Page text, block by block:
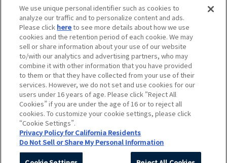
© BANDAI SPIRITS CO.,LTD. ALL RIGHTS RESERVED.
©創通・サンライズ ©創通・サンライズ・MBS
©SOTSU・SUNRISE ©SOTSU・SUNRISE・MBS
©Nintendo・Creatures・GAME FREAK・TV Tokyo・ShoPro・JR Kikaku
©Pokémon
©Pokémon. ©Nintendo/Creatures Inc./GAME FREAK inc.
このホームページに掲載されている全ての画像、文章、データなどの無断
転用、転載をお断りします。
Unauthorized use or reproduction of materials contained in this page
is strictly prohibited.
Do Not Sell or Share My Personal Information
We use unique personal identifier such as cookies to
analyze our traffic and to personalize content and ads.
Please click hereto see more details about how we use
cookies and the retention period of each cookie. We may
sell or share information about your use of our website
to/with our analytics and advertising partners, who may
combine it with other information that you have provided
to them or that they have collected from your use of their
services. However, we do not set and use cookies for our
users under 16 years of age. Please click “Reject All
Cookies” if you are under the age of 16 or to reject all
cookies. To customize your cookie settings, please click
“Cookie Settings”.
Privacy Policy for California Residents
Do Not Sell or Share My Personal Information
更または停止することがあります。また当社
は、本サービスの提供を終了することがありま
す。
■本サービスのご利用にあたり、ウェブサイトご
利用条件およびその他別途当社が定める規約が
ある場合、これらに従ってご利用ください。